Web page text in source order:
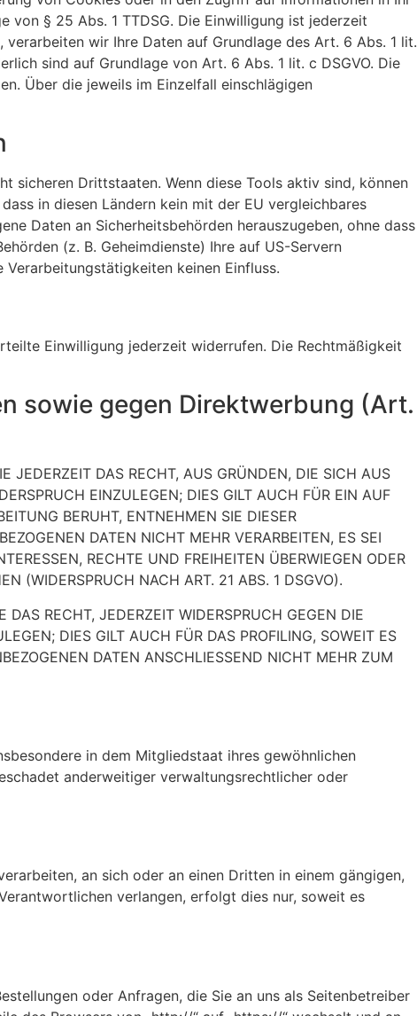
§ 25 Abs. 1 TTDSG. Die Einwilligung ist jederzeit
wir Ihre Daten auf Grundlage des Art. 6 Abs. 1 lit.
sind auf Grundlage von Art. 6 Abs. 1 lit. c DSGVO. Die
Über die jeweils im Einzelfall einschlägigen
sicheren Drittstaaten. Wenn diese Tools aktiv sind, können
in diesen Ländern kein mit der EU vergleichbares
Daten an Sicherheitsbehörden herauszugeben, ohne dass
(z. B. Geheimdienste) Ihre auf US-Servern
keinen Einfluss.
Einwilligung jederzeit widerrufen. Die Rechtmäßigkeit
sowie gegen Direktwerbung (Art.
JEDERZEIT DAS RECHT, AUS GRÜNDEN, DIE SICH AUS
EINZULEGEN; DIES GILT AUCH FÜR EIN AUF
BERUHT, ENTNEHMEN SIE DIESER
DATEN NICHT MEHR VERARBEITEN, ES SEI
RECHTE UND FREIHEITEN ÜBERWIEGEN ODER
(WIDERSPRUCH NACH ART. 21 ABS. 1 DSGVO).
DAS RECHT, JEDERZEIT WIDERSPRUCH GEGEN DIE
DIES GILT AUCH FÜR DAS PROFILING, SOWEIT ES
DATEN ANSCHLIESSEND NICHT MEHR ZUM
in dem Mitgliedstaat ihres gewöhnlichen
anderweitiger verwaltungsrechtlicher oder
an sich oder an einen Dritten in einem gängigen,
verlangen, erfolgt dies nur, soweit es
oder Anfragen, die Sie an uns als Seitenbetreiber